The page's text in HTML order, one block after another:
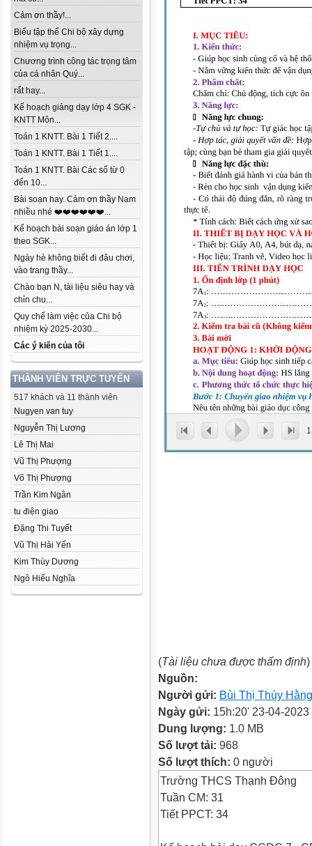
Cảm ơn thầy!...
Biểu tập thể Chi bộ xây dựng
nhiệm vụ trọng...
Chương trình công tác trọng tâm
của cá nhân Quý...
rất hay...
Kế hoạch giảng dạy lớp 4 SGK -
KNTT Môn...
Toán 1 KNTT. Bài 1 Tiết 2....
Toán 1 KNTT. Bài 1 Tiết 1....
Toán 1 KNTT. Bài Các số từ 0
đến 10...
Bài soạn hay. Cảm ơn thầy Nam
nhiều nhé ❤️❤️❤️❤️❤️❤️...
Kế hoạch bài soạn giáo án lớp 1
theo SGK...
Ngày hè không biết đi đâu chơi,
vào trang thầy...
Chào bạn N, tài liệu siêu hay và
chỉn chu...
Quy chế làm việc của Chi bộ
nhiệm kỳ 2025-2030...
Các ý kiến của tôi
THÀNH VIÊN TRỰC TUYẾN
517 khách và 11 thành viên
Nugyen van tuy
Nguyễn Thị Lương
Lê Thị Mai
Vũ Thị Phượng
Võ Thị Phượng
Trần Kim Ngân
tu điện giao
Đặng Thi Tuyết
Vũ Thị Hải Yến
Kim Thùy Dương
Ngô Hiếu Nghĩa
1
(Tài liệu chưa được thẩm định)
Nguồn:
Người gửi: Bùi Thị Thúy Hằng
Ngày gửi: 15h:20' 23-04-2023
Dung lượng: 1.0 MB
Số lượt tải: 968
Số lượt thích: 0 người
Trường THCS Thạnh Đông
Tuần CM: 31
Tiết PPCT: 34